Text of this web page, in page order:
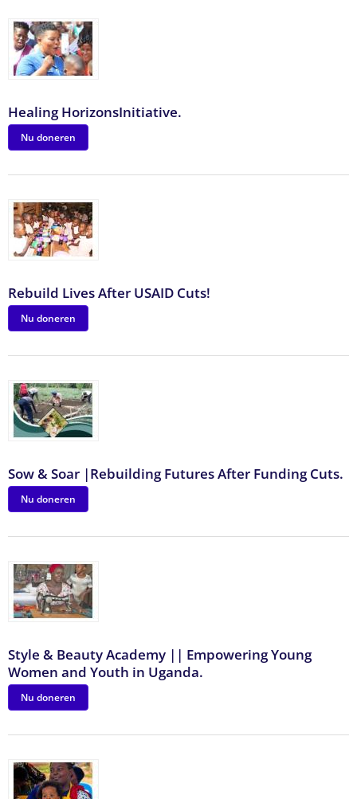
Healing HorizonsInitiative.
Nu doneren
Rebuild Lives After USAID Cuts!
Nu doneren
Sow & Soar |Rebuilding Futures After Funding Cuts.
Nu doneren
Style & Beauty Academy || Empowering Young
Women and Youth in Uganda.
Nu doneren